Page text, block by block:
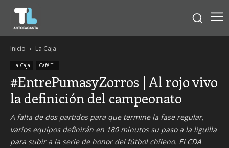
Inicio La Caja
La Caja Café TL
#EntrePumasyZorros | Al rojo vivo
la definición del campeonato
A falta de dos partidos para que termine la fase regular,
varios equipos definirán en 180 minutos su paso a la liguilla
para subir a la serie de honor del fútbol chileno. El CDA